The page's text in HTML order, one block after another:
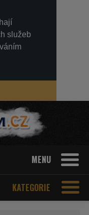
služeb
MENU
KATEGORIE